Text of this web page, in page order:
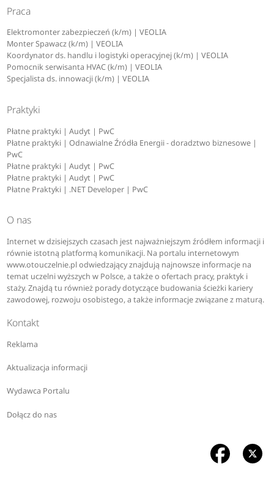
Praca
Elektromonter zabezpieczeń (k/m) | VEOLIA
Monter Spawacz (k/m) | VEOLIA
Koordynator ds. handlu i logistyki operacyjnej (k/m) | VEOLIA
Pomocnik serwisanta HVAC (k/m) | VEOLIA
Specjalista ds. innowacji (k/m) | VEOLIA
Praktyki
Płatne praktyki | Audyt | PwC
Płatne praktyki | Odnawialne Źródła Energii - doradztwo biznesowe |
PwC
Płatne praktyki | Audyt | PwC
Płatne praktyki | Audyt | PwC
Płatne Praktyki | .NET Developer | PwC
O nas
Internet w dzisiejszych czasach jest najważniejszym źródłem informacji i
równie istotną platformą komunikacji. Na portalu internetowym
www.otouczelnie.pl odwiedzający znajdują najnowsze informacje na
temat uczelni wyższych w Polsce, a także o ofertach pracy, praktyk i
staży. Znajdą tu również porady dotyczące budowania ścieżki kariery
zawodowej, rozwoju osobistego, a także informacje związane z maturą.
Kontakt
Reklama
Aktualizacja informacji
Wydawca Portalu
Dołącz do nas